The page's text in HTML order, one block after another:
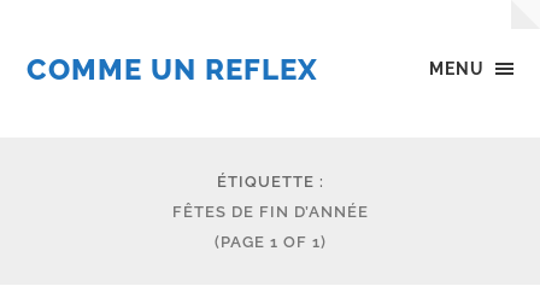
MENU
COMME UN REFLEX
ÉTIQUETTE :
FÊTES DE FIN D’ANNÉE
(PAGE 1 OF 1)